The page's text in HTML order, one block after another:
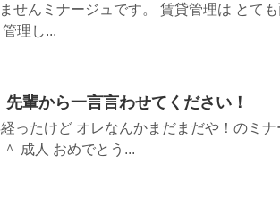
せんミナージュです。 賃貸管理は とて
理し...
輩から一言言わせてください！
ったけど オレなんかまだまだや！のミ
成人 おめでとう...